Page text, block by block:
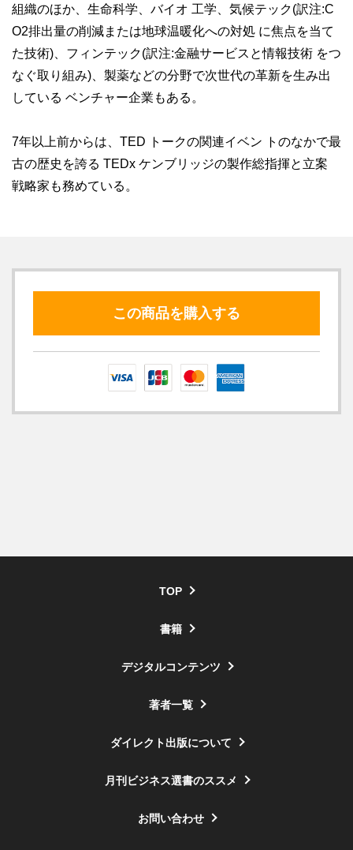
組織のほか、生命科学、バイオ 工学、気候テック(訳注:C
O2排出量の削減または地球温暖化への対処 に焦点を当て
た技術)、フィンテック(訳注:金融サービスと情報技術 をつ
なぐ取り組み)、製薬などの分野で次世代の革新を生み出
している ベンチャー企業もある。
7年以上前からは、TED トークの関連イベン トのなかで最
古の歴史を誇る TEDx ケンブリッジの製作総指揮と立案
戦略家も務めている。
この商品を購入する
TOP
書籍
デジタルコンテンツ
著者一覧
ダイレクト出版について
月刊ビジネス選書のススメ
お問い合わせ